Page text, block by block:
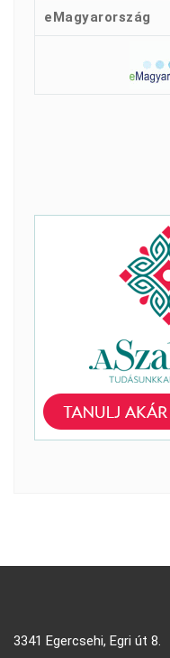
eMagyarország
3341 Egercsehi, Egri út 8.